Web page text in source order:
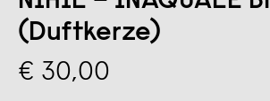
(Duftkerze)
€ 30,00